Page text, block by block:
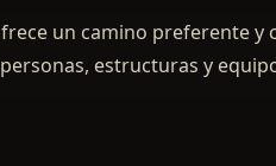
un camino preferente y
estructuras y